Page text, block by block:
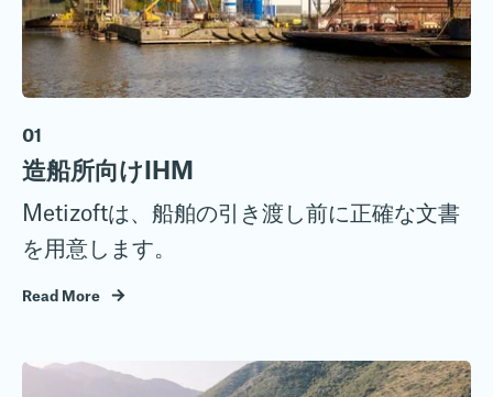
01
造船所向けIHM
Metizoftは、船舶の引き渡し前に正確な文書
を用意します。
Read More